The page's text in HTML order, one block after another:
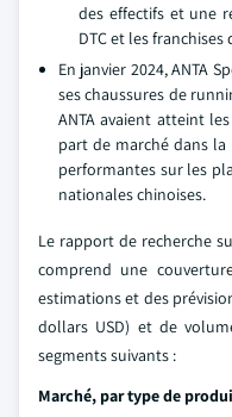
des effectifs et une
DTC et les
En janvier 2024, ANTA
ses chaussures de
ANTA avaient atteint
part de marché dans
performantes sur les
nationales chinoises.
Le rapport de recherche
comprend une
estimations et des
dollars USD) et de
segments suivants :
Marché, par type de